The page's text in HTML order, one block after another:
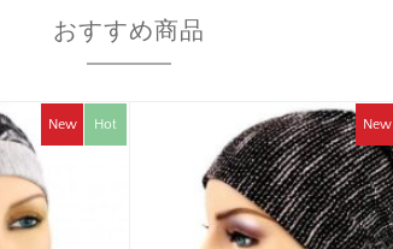
おすすめ商品
New Hot New